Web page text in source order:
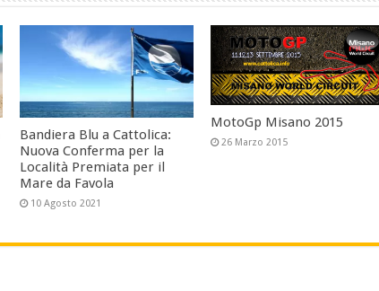
Bandiera Blu a Cattolica:
Nuova Conferma per la
Località Premiata per il
Mare da Favola
10 Agosto 2021
MotoGp Misano 2015
26 Marzo 2015